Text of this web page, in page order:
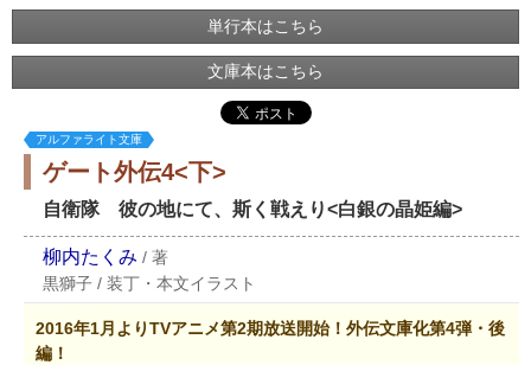
単行本はこちら
文庫本はこちら
アルファライト文庫
ゲート外伝4<下>
自衛隊 彼の地にて、斯く戦えり<白銀の晶姫編>
柳内たくみ / 著
黒獅子 / 装丁・本文イラスト
2016年1月よりTVアニメ第2期放送開始！外伝文庫化第4弾・後
編！